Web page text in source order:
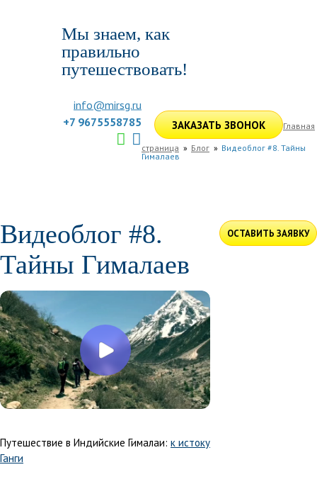
Мы знаем, как
правильно
путешествовать!
info@mirsg.ru
+7 9675558785
ЗАКАЗАТЬ ЗВОНОК
ОСТАВИТЬ ЗАЯВКУ
Главная
страница Блог
Видеоблог #8. Тайны
Гималаев
Видеоблог #8.
Тайны Гималаев
Путешествие в Индийские Гималаи: к истоку
Ганги